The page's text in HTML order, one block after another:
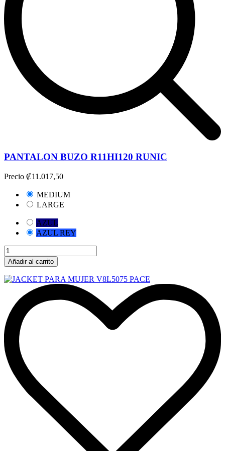
PANTALON BUZO R11HI120 RUNIC
Precio ₡11.017,50
MEDIUM
LARGE
AZUL
AZUL REY
Añadir al carrito